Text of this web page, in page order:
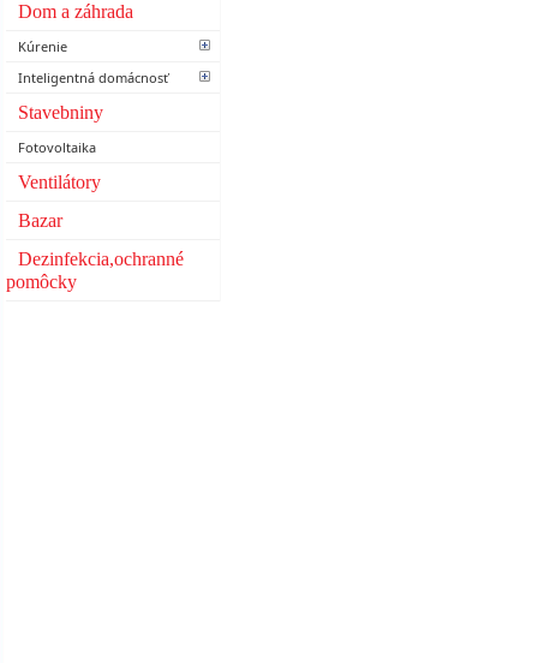
Dom a záhrada
Kúrenie
Inteligentná domácnosť
Stavebniny
Fotovoltaika
Ventilátory
Bazar
Dezinfekcia,ochranné
pomôcky